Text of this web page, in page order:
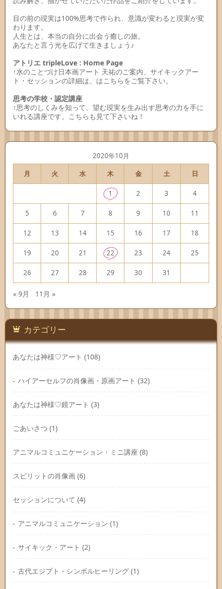
目の前の現実は100%思考で作られ、意識が変わると現実が変
わります。
人生とは、本当の自分に出会う癒しの旅。
あなたと言う光を広げて生きましょう♪
アトリエ tripleLove : Home Page
↑水のことづけ日本画アート 天祐のご案内、サイキックアー
ト・セッションの詳細は、はこちらをご覧下さい。
思考の学校・認定講座
↑思考のしくみを知って、望む現実を生み出す思考の力を手に
いれる講座です。こちらも見て下さいね！
2020年10月
月
火 水 木 金 土 日
1 2 3 4
5 6 7 8 9 10 11
12 13 14 15 16 17 18
19 20 21 22 23 24 25
26 27 28 29 30 31
« 9月 11月 »
カテゴリー
あなたは神様♡アート (108)
ハイアーセルフの肖像画・原画アート (32)
あなたは神様♡鏡アート (3)
ごあいさつ (1)
アニマルコミュニケーション・ミニ講座 (8)
スピリットの肖像画 (6)
セッションについて (4)
アニマルコミュニケーション (1)
サイキック・アート (2)
古代エジプト・シンボルヒーリング (1)